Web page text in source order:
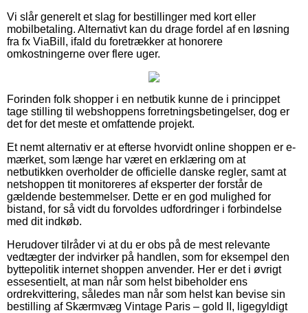
Vi slår generelt et slag for bestillinger med kort eller
mobilbetaling. Alternativt kan du drage fordel af en løsning
fra fx ViaBill, ifald du foretrækker at honorere
omkostningerne over flere uger.
Forinden folk shopper i en netbutik kunne de i princippet
tage stilling til webshoppens forretningsbetingelser, dog er
det for det meste et omfattende projekt.
Et nemt alternativ er at efterse hvorvidt online shoppen er e-
mærket, som længe har været en erklæring om at
netbutikken overholder de officielle danske regler, samt at
netshoppen tit monitoreres af eksperter der forstår de
gældende bestemmelser. Dette er en god mulighed for
bistand, for så vidt du forvoldes udfordringer i forbindelse
med dit indkøb.
Herudover tilråder vi at du er obs på de mest relevante
vedtægter der indvirker på handlen, som for eksempel den
byttepolitik internet shoppen anvender. Her er det i øvrigt
essesentielt, at man når som helst bibeholder ens
ordrekvittering, således man når som helst kan bevise sin
bestilling af Skærmvæg Vintage Paris – gold II, ligegyldigt